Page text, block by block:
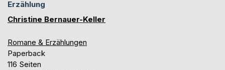
Erzählung
Christine Bernauer-Keller
Romane & Erzählungen
Paperback
116 Seiten